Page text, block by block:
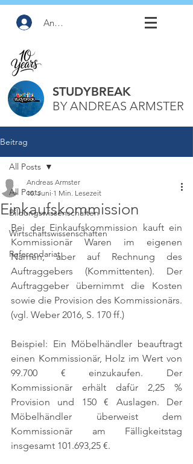
Anmelden
STUDYBREAK
BY ANDREAS ARMSTER
Beitrag
All Posts
Bildungswissenschaften
Wirtschaftswissenschaften
Referendariat
All Posts
Einkaufskommission
Andreas Armster
10. Juni 1 Min. Lesezeit
Bei der Einkaufskommission kauft ein
Kommissionär Waren im eigenen
Namen, aber auf Rechnung des
Auftraggebers (Kommittenten). Der
Auftraggeber übernimmt die Kosten
(vgl. Weber 2016, S. 170 ff.)
Beispiel: Ein Möbelhändler beauftragt
einen Kommissionär, Holz im Wert von
99.700 € einzukaufen. Der
Kommissionär erhält dafür 2,25 %
Provision und 150 € Auslagen. Der
Möbelhändler überweist dem
Kommissionär am Fälligkeitstag
insgesamt 101.693,25 €.